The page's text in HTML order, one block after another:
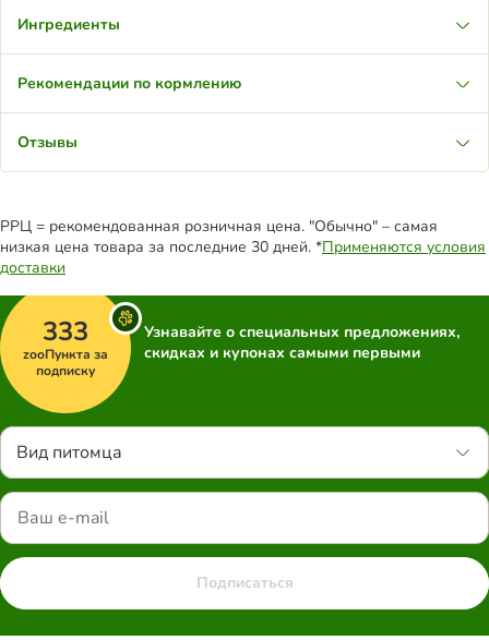
Ингредиенты
Рекомендации по кормлению
Отзывы
РРЦ = рекомендованная розничная цена. "Обычно" – самая
низкая цена товара за последние 30 дней. *Применяются условия
доставки
333
zooПункта за
подписку
Узнавайте о специальных предложениях,
скидках и купонах самыми первыми
Вид питомца
Подписаться